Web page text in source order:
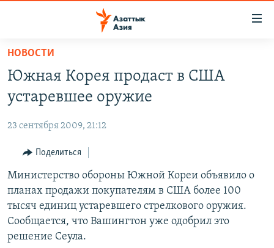
Вернуться
основному
содержанию
Вернутся
навигации
Вернутся
поиску
УЗБЕКИСТАН
ТАДЖИКИСТАН
ВОЙНА В УКРАИНЕ
НА ДРУГИХ ЯЗЫКАХ
ҚАЗАҚША
КЫРГЫЗЧА
ЎЗБЕКЧА
ТОҶИКӢ
TÜRKMENÇE
Все сайты РСЕ/РС
НОВОСТИ
Южная Корея продаст в США
устаревшее оружие
23 сентября 2009, 21:12
Поделиться
Министерство обороны Южной Кореи объявило о
планах продажи покупателям в США более 100
тысяч единиц устаревшего стрелкового оружия.
Сообщается, что Вашингтон уже одобрил это
решение Сеула.